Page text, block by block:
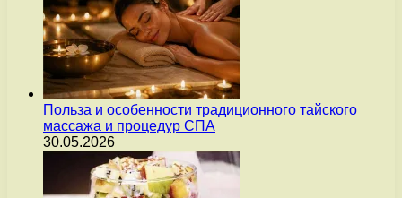
Польза и особенности традиционного тайского
массажа и процедур СПА
30.05.2026